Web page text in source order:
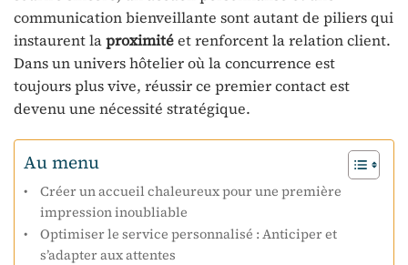
communication bienveillante sont autant de piliers qui
instaurent laproximitéet renforcent la relation client.
Dans un univers hôtelier où la concurrence est
toujours plus vive, réussir ce premier contact est
devenu une nécessité stratégique.
Au menu
Créer un accueil chaleureux pour une première
impression inoubliable
Optimiser le service personnalisé : Anticiper et
s’adapter aux attentes